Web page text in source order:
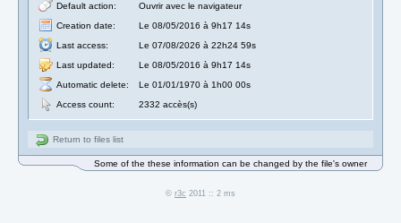
Default action:
Ouvrir avec le navigateur
Creation date:
Le 08/05/2016 à 9h17 14s
Last access:
Le 07/08/2026 à 22h24 59s
Last updated:
Le 08/05/2016 à 9h17 14s
Automatic delete:
Le 01/01/1970 à 1h00 00s
Access count:
2332 accès(s)
Return to files list
Some of the these information can be changed by the file's owner
© r3c 2011 :: 2 ms